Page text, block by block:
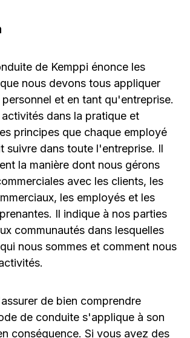
de Kemppi énonce les
nous devons tous appliquer
et en tant qu'entreprise.
dans la pratique et
principes que chaque employé
suivre dans toute l'entreprise. Il
la manière dont nous gérons
avec les clients, les
les employés et les
Il indique à nos parties
communautés dans lesquelles
nous sommes et comment nous
de bien comprendre
de conduite s'applique à son
conséquence. Si vous avez des